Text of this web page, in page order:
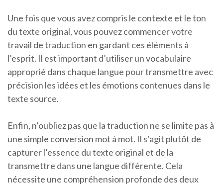
Une fois que vous avez compris le contexte et le ton
du texte original, vous pouvez commencer votre
travail de traduction en gardant ces éléments à
l’esprit. Il est important d’utiliser un vocabulaire
approprié dans chaque langue pour transmettre avec
précision les idées et les émotions contenues dans le
texte source.
Enfin, n’oubliez pas que la traduction ne se limite pas à
une simple conversion mot à mot. Il s’agit plutôt de
capturer l’essence du texte original et de la
transmettre dans une langue différente. Cela
nécessite une compréhension profonde des deux